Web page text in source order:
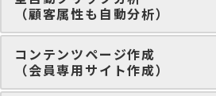
（顧客属性も自動分析）
コンテンツページ作成
（会員専用サイト作成）